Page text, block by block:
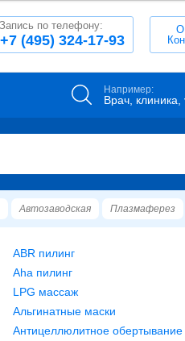
+7 (495) 324-17-93
Запись по телефону:
О
Например:
Врач, клиника,
Автозаводская Плазмаферез
ABR пилинг
Aha пилинг
LPG массаж
Альгинатные маски
Антицеллюлитное обертывание